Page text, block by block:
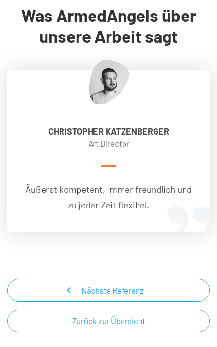
Was ArmedAngels über
unsere Arbeit sagt
CHRISTOPHER KATZENBERGER
Art Director
Äußerst kompetent, immer freundlich und
zu jeder Zeit flexibel.
Nächste Referenz
Zurück zur Übersicht